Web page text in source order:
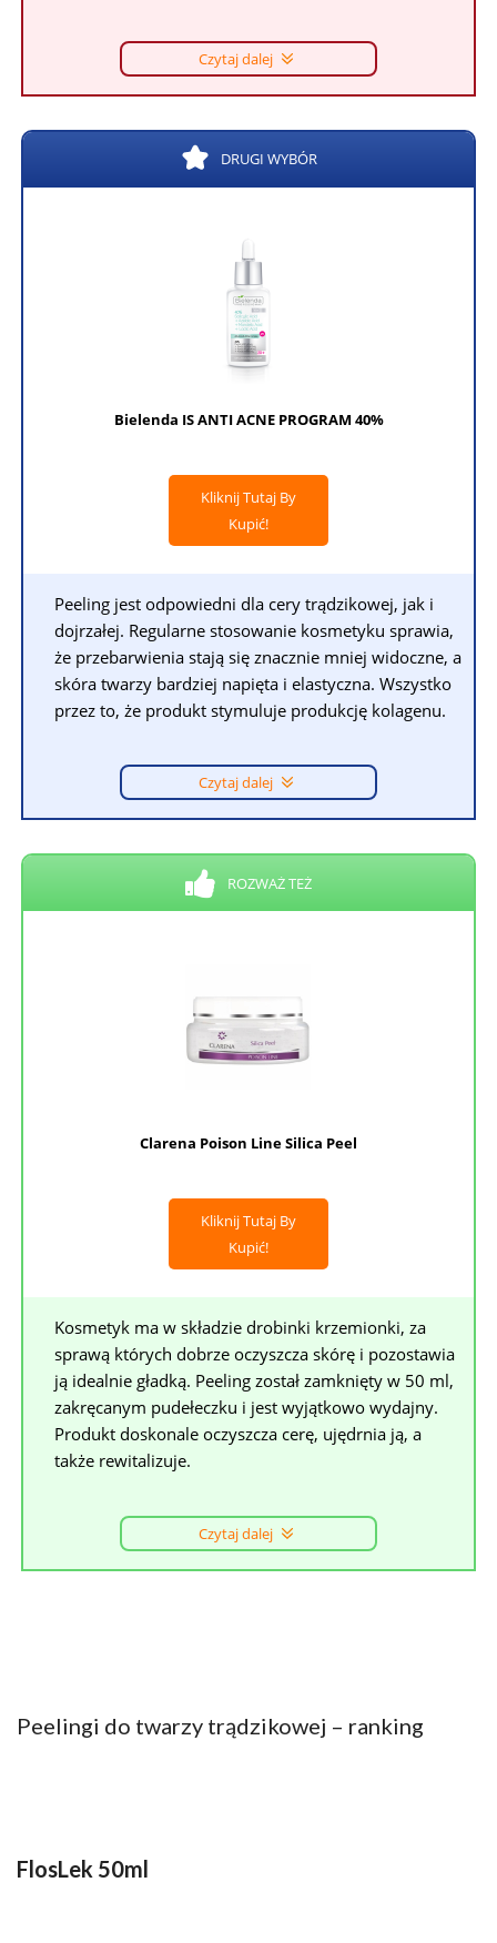
Czytaj dalej
DRUGI WYBÓR
Bielenda IS ANTI ACNE PROGRAM 40%
Kliknij Tutaj By
Kupić!
Peeling jest odpowiedni dla cery trądzikowej, jak i
dojrzałej. Regularne stosowanie kosmetyku sprawia,
że przebarwienia stają się znacznie mniej widoczne, a
skóra twarzy bardziej napięta i elastyczna. Wszystko
przez to, że produkt stymuluje produkcję kolagenu.
Czytaj dalej
ROZWAŻ TEŻ
Clarena Poison Line Silica Peel
Kliknij Tutaj By
Kupić!
Kosmetyk ma w składzie drobinki krzemionki, za
sprawą których dobrze oczyszcza skórę i pozostawia
ją idealnie gładką. Peeling został zamknięty w 50 ml,
zakręcanym pudełeczku i jest wyjątkowo wydajny.
Produkt doskonale oczyszcza cerę, ujędrnia ją, a
także rewitalizuje.
Czytaj dalej
Peelingi do twarzy trądzikowej – ranking
FlosLek 50ml